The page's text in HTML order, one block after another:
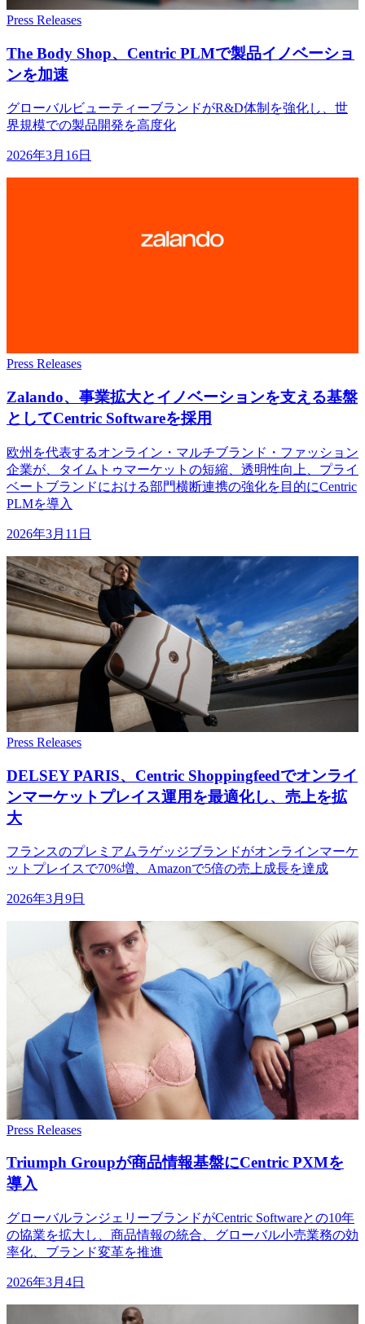
Press Releases
The Body Shop、 Centric PLMで製品イノベーショ
ンを加速
グローバルビューティーブランドがR&D体制を強化し、世
界規模での製品開発を高度化
2026年3月16日
Press Releases
Zalando、 事業拡大とイノベーションを支える基盤
と してCentric Softwareを採用
欧州を代表するオンライン・マルチブランド・ファッション
企業が、タイムトゥマーケットの短縮、透明性向上、プライ
ベートブランドにおける部門横断連携の強化を目的にCentric
PLMを導入
2026年3月11日
Press Releases
DELSEY PARIS、 Centric Shoppingfeedでオンライ
ンマーケットプレイス運用を最適化し、 売上を拡
大
フランスのプレミアムラゲッジブランドがオンラインマーケ
ットプレイスで70%増、Amazonで5倍の売上成長を達成
2026年3月9日
Press Releases
Triumph Groupが商品情報基盤にCentric PXMを
導入
グローバルランジェリーブランドがCentric Softwareとの10年
の協業を拡大し、商品情報の統合、グローバル小売業務の効
率化、ブランド変革を推進
2026年3月4日